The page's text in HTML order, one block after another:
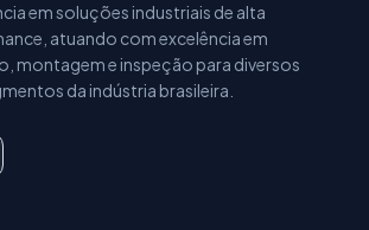
em soluções industriais de alta
atuando com excelência em
montagem e inspeção para diversos
da indústria brasileira.